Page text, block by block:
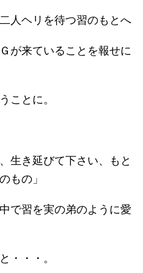
人ヘリを待つ習のもとへ
が来ていることを報せに
ことに。
生き延びて下さい、もと
もの」
で習を実の弟のように愛
・・・。